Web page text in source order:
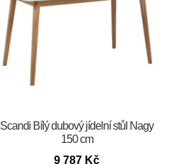
Scandi Bílý dubový jídelní stůl Nagy
150 cm
9 787 Kč